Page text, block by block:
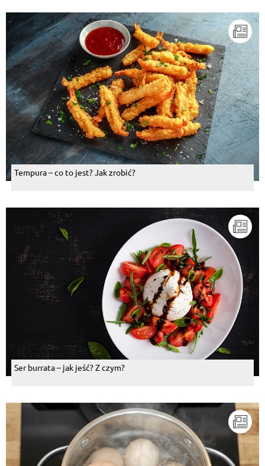
Tempura – co to jest? Jak zrobić?
Ser burrata – jak jeść? Z czym?